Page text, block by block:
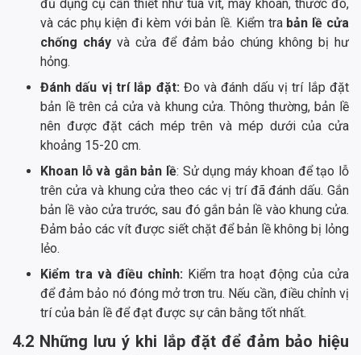
đủ dụng cụ cần thiết như tua vít, máy khoan, thước đo,
và các phụ kiện đi kèm với bản lề. Kiểm tra bản lề cửa
chống cháyvà cửa để đảm bảo chúng không bị hư
hỏng.
Đánh dấu vị trí lắp đặt: Đo và đánh dấu vị trí lắp đặt
bản lề trên cả cửa và khung cửa. Thông thường, bản lề
nên được đặt cách mép trên và mép dưới của cửa
khoảng 15-20 cm.
Khoan lỗ và gắn bản lề: Sử dụng máy khoan để tạo lỗ
trên cửa và khung cửa theo các vị trí đã đánh dấu. Gắn
bản lề vào cửa trước, sau đó gắn bản lề vào khung cửa.
Đảm bảo các vít được siết chặt để bản lề không bị lỏng
lẻo.
Kiểm tra và điều chỉnh:Kiểm tra hoạt động của cửa
để đảm bảo nó đóng mở trơn tru. Nếu cần, điều chỉnh vị
trí của bản lề để đạt được sự cân bằng tốt nhất.
4.2 Những lưu ý khi lắp đặt để đảm bảo hiệu